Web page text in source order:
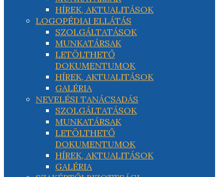
HÍREK, AKTUALITÁSOK
LOGOPÉDIAI ELLÁTÁS
SZOLGÁLTATÁSOK
MUNKATÁRSAK
LETÖLTHETŐ
DOKUMENTUMOK
HÍREK, AKTUALITÁSOK
GALÉRIA
NEVELÉSI TANÁCSADÁS
SZOLGÁLTATÁSOK
MUNKATÁRSAK
LETÖLTHETŐ
DOKUMENTUMOK
HÍREK, AKTUALITÁSOK
GALÉRIA